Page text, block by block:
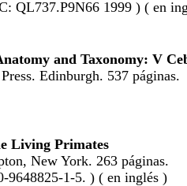
QL737.P9N66 1999 ) ( en
and Taxonomy: V
Edinburgh. 537 páginas.
Living Primates
New York. 263 páginas.
9648825-1-5. ) ( en inglés )